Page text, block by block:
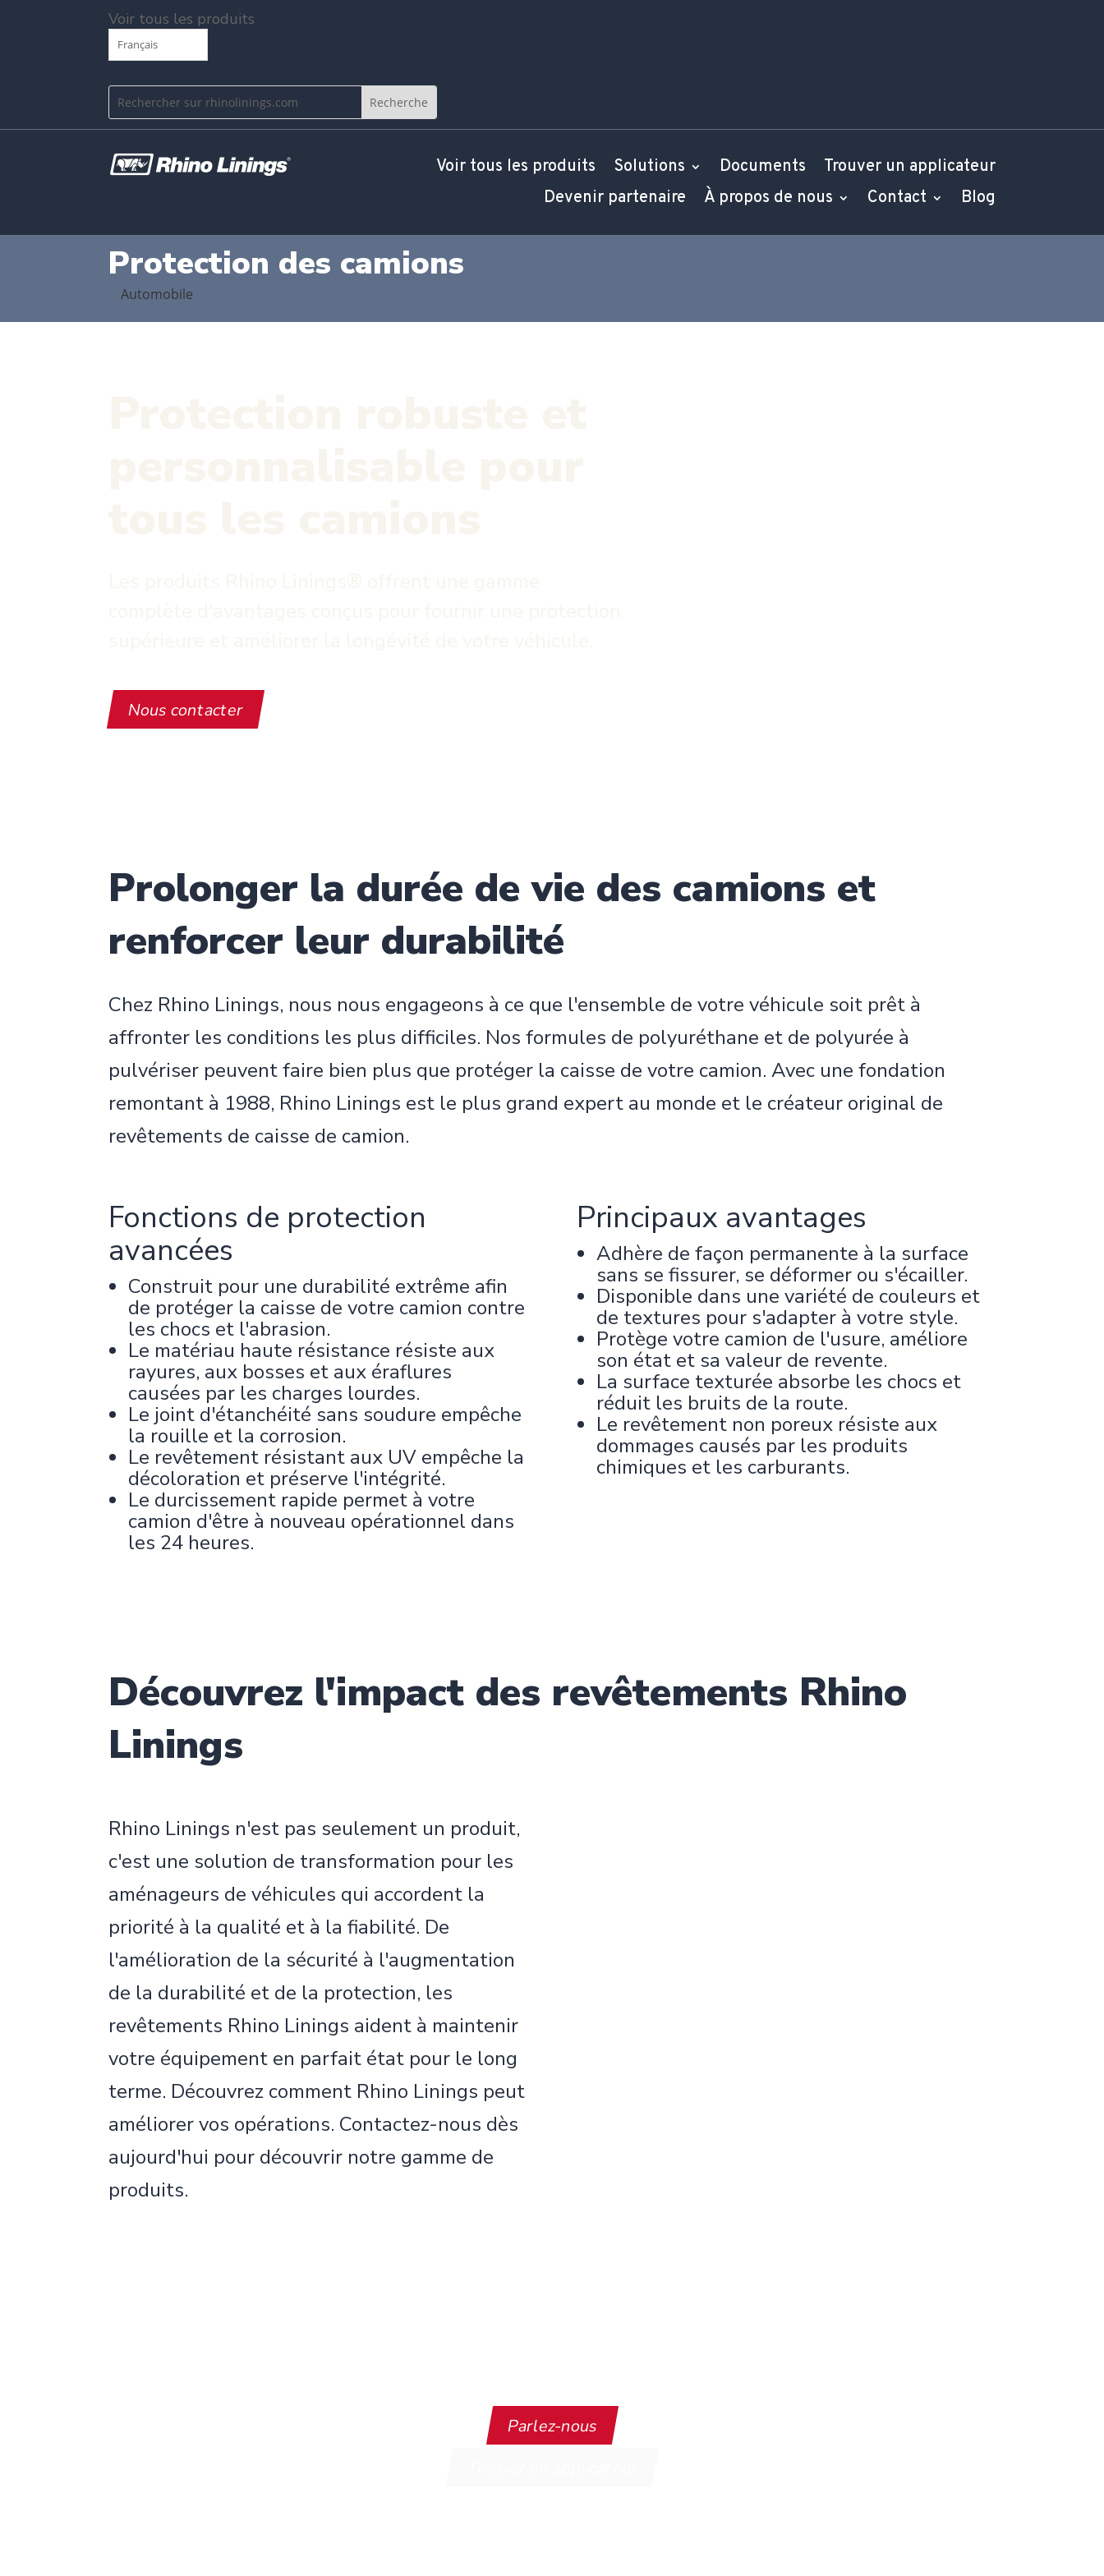
Voir tous les produits
Français
Voir tous les produits Solutions Documents
Trouver un applicateur
Devenir partenaire
À propos de nous Contact Blog
Protection des camions
Automobile
Nous contacter
Prolonger la durée de vie des camions et
renforcer leur durabilité
Chez Rhino Linings, nous nous engageons à ce que l'ensemble de votre véhicule soit prêt à
affronter les conditions les plus difficiles. Nos formules de polyuréthane et de polyurée à
pulvériser peuvent faire bien plus que protéger la caisse de votre camion. Avec une fondation
remontant à 1988, Rhino Linings est le plus grand expert au monde et le créateur original de
revêtements de caisse de camion.
Fonctions de protection
avancées
Construit pour une durabilité extrême afin
de protéger la caisse de votre camion contre
les chocs et l'abrasion.
Le matériau haute résistance résiste aux
rayures, aux bosses et aux éraflures
causées par les charges lourdes.
Le joint d'étanchéité sans soudure empêche
la rouille et la corrosion.
Le revêtement résistant aux UV empêche la
décoloration et préserve l'intégrité.
Le durcissement rapide permet à votre
camion d'être à nouveau opérationnel dans
les 24 heures.
Principaux avantages
Adhère de façon permanente à la surface
sans se fissurer, se déformer ou s'écailler.
Disponible dans une variété de couleurs et
de textures pour s'adapter à votre style.
Protège votre camion de l'usure, améliore
son état et sa valeur de revente.
La surface texturée absorbe les chocs et
réduit les bruits de la route.
Le revêtement non poreux résiste aux
dommages causés par les produits
chimiques et les carburants.
Découvrez l'impact des revêtements Rhino
Linings
Rhino Linings n'est pas seulement un produit,
c'est une solution de transformation pour les
aménageurs de véhicules qui accordent la
priorité à la qualité et à la fiabilité. De
l'amélioration de la sécurité à l'augmentation
de la durabilité et de la protection, les
revêtements Rhino Linings aident à maintenir
votre équipement en parfait état pour le long
terme. Découvrez comment Rhino Linings peut
améliorer vos opérations. Contactez-nous dès
aujourd'hui pour découvrir notre gamme de
produits.
Parlez-nous